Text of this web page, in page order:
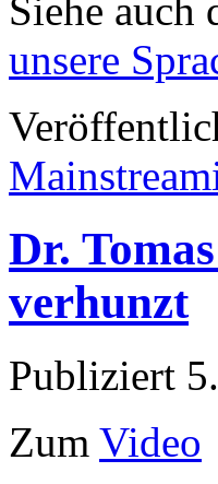
Siehe
unsere
Dr.
verhunzt
Publiziert
Zum Video